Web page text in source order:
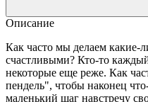
Описание
Как часто мы делаем какие-
счастливыми? Кто-то
некоторые еще реже. Как
пендель", чтобы наконец
маленький шаг навстречу